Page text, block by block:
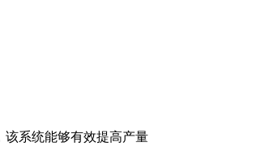
系统能够有效提高产量